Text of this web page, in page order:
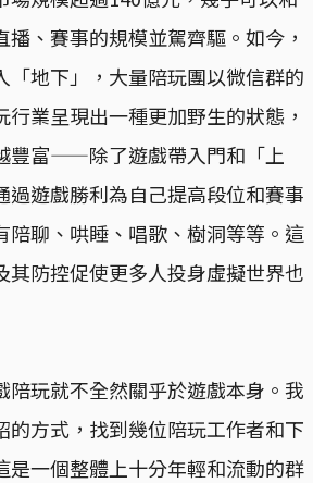
、賽事的規模並駕齊驅。如今，
「地下」，大量陪玩團以微信群的
業呈現出一種更加野生的狀態，
豐富——除了遊戲帶入門和「上
過遊戲勝利為自己提高段位和賽事
陪聊、哄睡、唱歌、樹洞等等。這
其防控促使更多人投身虛擬世界也
陪玩就不全然關乎於遊戲本身。我
的方式，找到幾位陪玩工作者和下
是一個整體上十分年輕和流動的群